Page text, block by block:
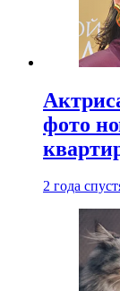
фото
2 года